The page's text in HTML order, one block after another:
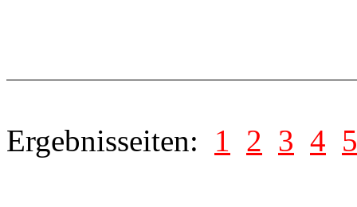
Ergebnisseiten: 1 2 3 4 5